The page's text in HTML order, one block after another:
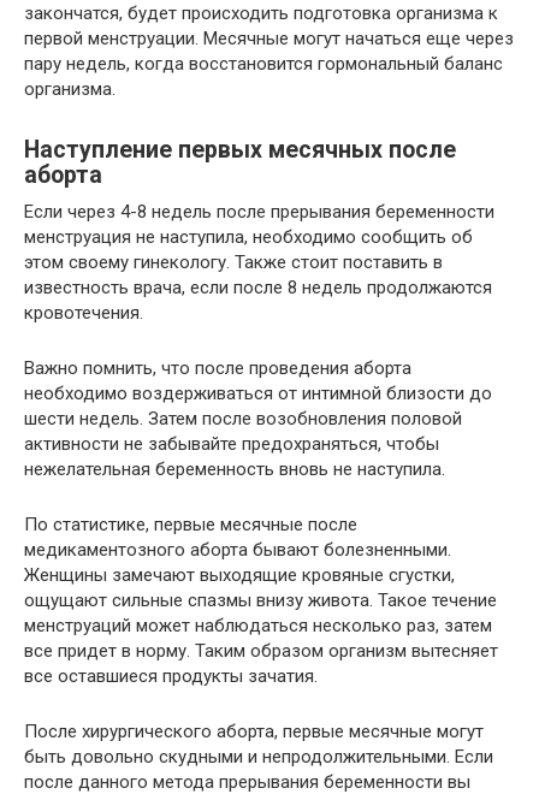
закончатся, будет происходить подготовка организма к
первой менструации. Месячные могут начаться еще через
пару недель, когда восстановится гормональный баланс
организма.
Наступление первых месячных после
аборта
Если через 4-8 недель после прерывания беременности
менструация не наступила, необходимо сообщить об
этом своему гинекологу. Также стоит поставить в
известность врача, если после 8 недель продолжаются
кровотечения.
Важно помнить, что после проведения аборта
необходимо воздерживаться от интимной близости до
шести недель. Затем после возобновления половой
активности не забывайте предохраняться, чтобы
нежелательная беременность вновь не наступила.
По статистике, первые месячные после
медикаментозного аборта бывают болезненными.
Женщины замечают выходящие кровяные сгустки,
ощущают сильные спазмы внизу живота. Такое течение
менструаций может наблюдаться несколько раз, затем
все придет в норму. Таким образом организм вытесняет
все оставшиеся продукты зачатия.
После хирургического аборта, первые месячные могут
быть довольно скудными и непродолжительными. Если
после данного метода прерывания беременности вы